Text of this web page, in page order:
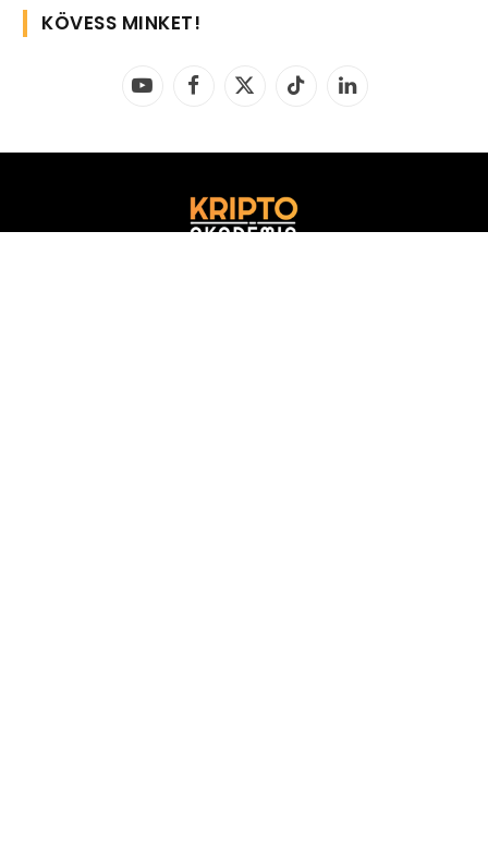
KÖVESS MINKET!
YouTubeFacebook
X
TikTok LinkedIn